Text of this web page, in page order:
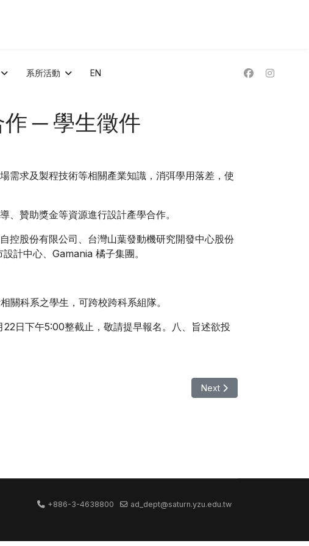
系所活動 EN
作 ─ 學生徵件
需求及製程技術等相關產業知識，消弭學用落差，使
贊助獎金等資源進行設計產學合作。
控股份有限公司、台灣山葉發動機研究開發中心股份
計中心、Gamania 橘子集團。
關科系之學生，可跨校跨科系組隊。
日下午5:00整截止，敬請提早報名。八、旨述欲投
Next article: 【展覽】2025
Next
+886-3-4638800 ad_dept@saturn.yzu.edu.tw